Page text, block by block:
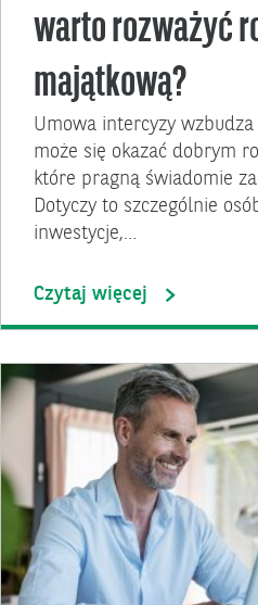
warto rozważyć
majątkową?
Umowa intercyzy
może się okazać dobrym
które pragną świadomie
Dotyczy to szczególnie
inwestycje,…
Czytaj więcej